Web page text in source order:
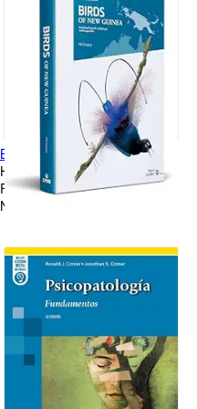
BIRDS OF NEW GUINEA
Hardcover
First Edition
New